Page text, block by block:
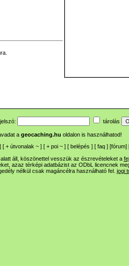
jelszó: tárolás
a geocaching.hu oldalon is használhatod!
] [ + útvonalak ~ ] [ + poi ~ ] [ belépés ] [ faq ] [fórum]
áll, köszönettel vesszük az észrevételeket a
azaz térképi adatbázist az ODbL licencnek
nélkül csak magáncélra használható fel. jogi